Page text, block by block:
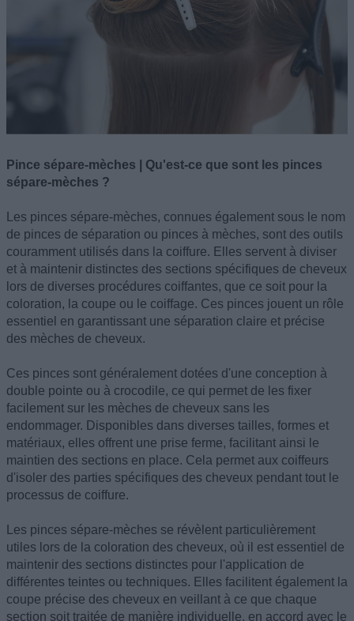
Pince sépare-mèches | Qu'est-ce que sont les pinces
sépare-mèches ?
Les pinces sépare-mèches, connues également sous le nom
de pinces de séparation ou pinces à mèches, sont des outils
couramment utilisés dans la coiffure. Elles servent à diviser
et à maintenir distinctes des sections spécifiques de cheveux
lors de diverses procédures coiffantes, que ce soit pour la
coloration, la coupe ou le coiffage. Ces pinces jouent un rôle
essentiel en garantissant une séparation claire et précise
des mèches de cheveux.
Ces pinces sont généralement dotées d'une conception à
double pointe ou à crocodile, ce qui permet de les fixer
facilement sur les mèches de cheveux sans les
endommager. Disponibles dans diverses tailles, formes et
matériaux, elles offrent une prise ferme, facilitant ainsi le
maintien des sections en place. Cela permet aux coiffeurs
d'isoler des parties spécifiques des cheveux pendant tout le
processus de coiffure.
Les pinces sépare-mèches se révèlent particulièrement
utiles lors de la coloration des cheveux, où il est essentiel de
maintenir des sections distinctes pour l'application de
différentes teintes ou techniques. Elles facilitent également la
coupe précise des cheveux en veillant à ce que chaque
section soit traitée de manière individuelle, en accord avec le